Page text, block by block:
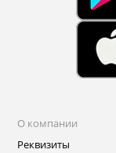
О компании
Реквизиты